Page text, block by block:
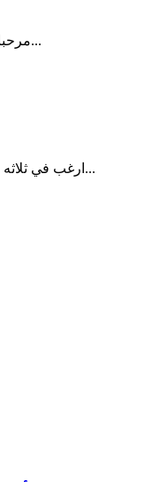
مرحبا ما هيا اسعار سامسونج نوت 10 برو...
ارغب في ثلاثه جميع الالوان سامسونج نوت 5 دوس...